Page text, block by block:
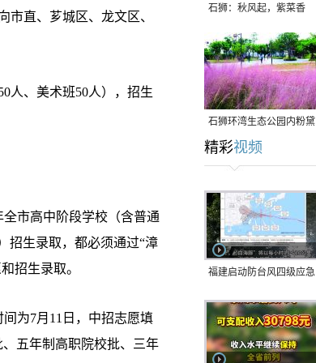
直、芗城区、龙文区、
、美术班50人），招生
市高中阶段学校（含普通
招生录取，都必须通过“漳
招生录取。
为7月11日，中招志愿填
、五年制高职院校批、三年
石狮：秋风起，紫菜香
石狮环湾生态公园内粉黛
乱子草盛放
精彩视频
福建启动防台风四级应急
9日在长江口至福建北部
一带沿海登陆